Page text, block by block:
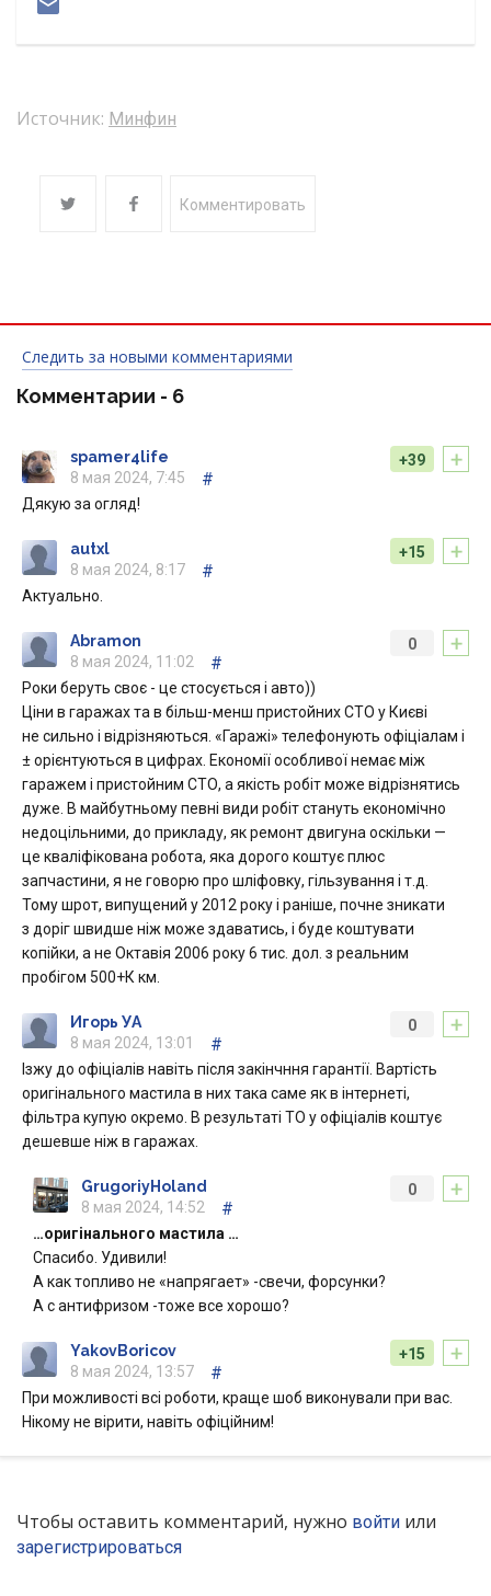
Источник: Минфин
Комментировать
Следить за новыми комментариями
Комментарии - 6
+
+39
spamer4life
8 мая 2024, 7:45
#
Дякую за огляд!
+
+15
autxl
8 мая 2024, 8:17
#
Актуально.
+
0
Abramon
8 мая 2024, 11:02
#
Роки беруть своє - це стосується і авто))
Ціни в гаражах та в більш-менш пристойних СТО у Києві
не сильно і відрізняються. «Гаражі» телефонують офіціалам і
± орієнтуються в цифрах. Економії особливої немає між
гаражем і пристойним СТО, а якість робіт може відрізнятись
дуже. В майбутньому певні види робіт стануть економічно
недоцільними, до прикладу, як ремонт двигуна оскільки —
це кваліфікована робота, яка дорого коштує плюс
запчастини, я не говорю про шліфовку, гільзування і т.д.
Тому шрот, випущений у 2012 року і раніше, почне зникати
з доріг швидше ніж може здаватись, і буде коштувати
копійки, а не Октавія 2006 року 6 тис. дол. з реальним
пробігом 500+К км.
+
0
Игорь УА
8 мая 2024, 13:01
#
Ізжу до офіціалів навіть після закінчння гарантії. Вартість
оригінального мастила в них така саме як в інтернеті,
фільтра купую окремо. В результаті ТО у офіціалів коштує
дешевше ніж в гаражах.
+
0
GrugoriyHoland
8 мая 2024, 14:52
#
…оригінального мастила …
Спасибо. Удивили!
А как топливо не «напрягает» -свечи, форсунки?
А с антифризом -тоже все хорошо?
+
+15
YakovBoricov
8 мая 2024, 13:57
#
При можливості всі роботи, краще шоб виконували при вас.
Нікому не вірити, навіть офіційним!
Чтобы оставить комментарий, нужно войти или
зарегистрироваться